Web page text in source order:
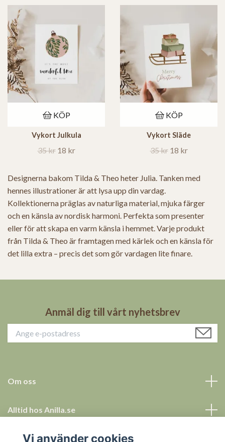
KÖP
Vykort Julkula
35 kr 18 kr
KÖP
Vykort Släde
35 kr 18 kr
Designerna bakom Tilda & Theo heter Julia. Tanken med
hennes illustrationer är att lysa upp din vardag.
Kollektionerna präglas av naturliga material, mjuka färger
och en känsla av nordisk harmoni. Perfekta som presenter
eller för att skapa en varm känsla i hemmet. Varje produkt
från Tilda & Theo är framtagen med kärlek och en känsla för
det lilla extra – precis det som gör vardagen lite finare.
Anmäl dig till vårt nyhetsbrev
Om oss
Alltid hos Anilla.se
Allt för ett tryggt köp
Vi använder cookies